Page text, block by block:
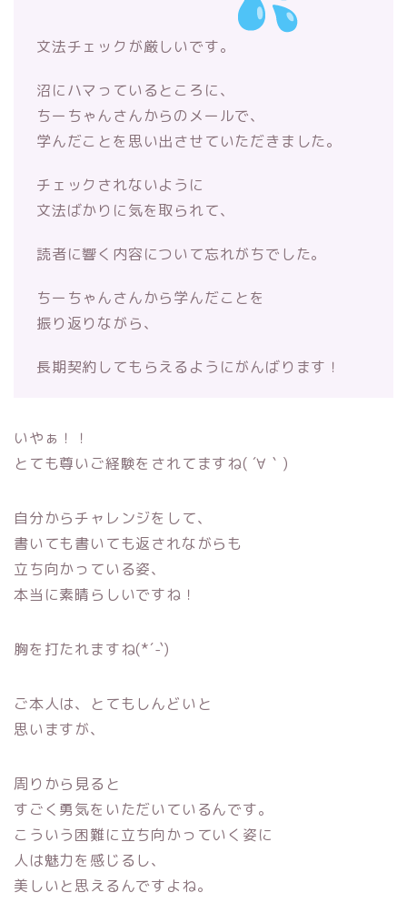
文法チェックが厳しいです。
沼にハマっているところに、
ちーちゃんさんからのメールで、
学んだことを思い出させていただきました。
チェックされないように
文法ばかりに気を取られて、
読者に響く内容について忘れがちでした。
ちーちゃんさんから学んだことを
振り返りながら、
長期契約しても らえるようにがんばります！
いやぁ！！
とても尊いご経験をされてますね( ´∀｀)
自分からチャレンジをして、
書いても書いても返されながらも
立ち向かっている姿、
本当に素晴らしいですね！
胸を打たれますね(*´-`)
ご本人は、とてもしんどいと
思いますが、
周りから見ると
すごく勇気をいただいているんです。
こういう困難に立ち向かっていく姿に
人は魅力を感じるし、
美しいと思えるんですよね。